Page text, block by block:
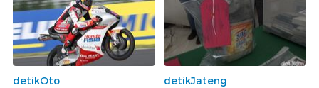
detikOto
detikJateng